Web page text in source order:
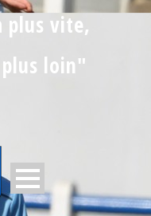
plus vite,
loin"